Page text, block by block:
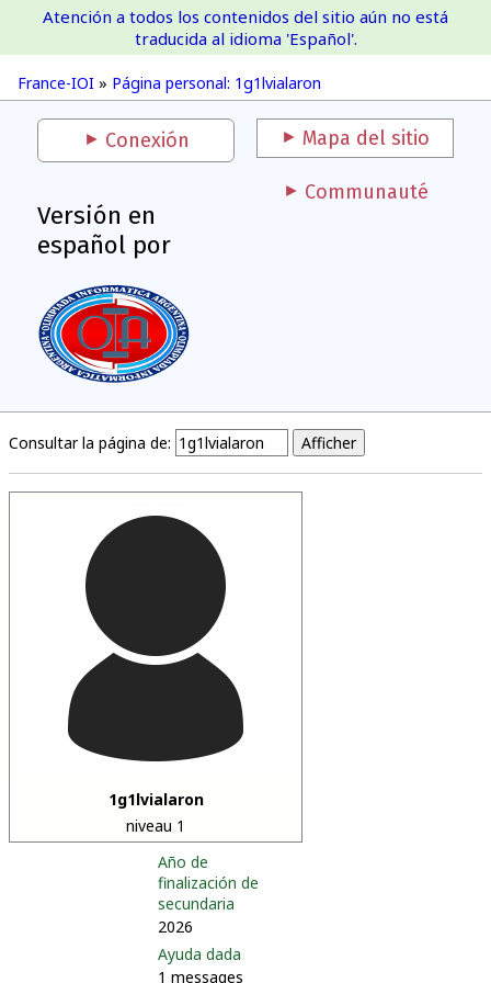
France-IOI
France-IOI » Página personal: 1g1lvialaron
Atención a todos los contenidos del sitio aún no está
traducida al idioma 'Español'.
Conexión Mapa del sitio
Versión en
español por
Communauté
Consultar la página de:
1g1lvialaron
niveau 1
Año de
finalización de
secundaria
2026
Ayuda dada
1 messages